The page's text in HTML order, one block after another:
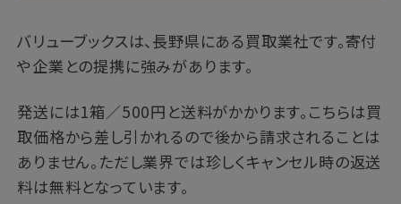
バリューブックスは、長野県にある買取業社です。寄付
や企業との提携に強みがあります。
発送には1箱／500円と送料がかかります。こちらは買
取価格から差し引かれるので後から請求されることは
ありません。ただし業界では珍しくキャンセル時の返送
料は無料となっています。